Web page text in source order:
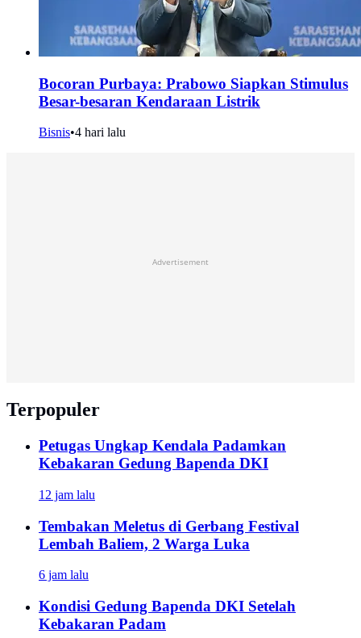
Bocoran Purbaya: Prabowo Siapkan Stimulus
Besar-besaran Kendaraan Listrik
Bisnis•4 hari lalu
Advertisement
Terpopuler
Petugas Ungkap Kendala Padamkan
Kebakaran Gedung Bapenda DKI
12 jam lalu
Tembakan Meletus di Gerbang Festival
Lembah Baliem, 2 Warga Luka
6 jam lalu
Kondisi Gedung Bapenda DKI Setelah
Kebakaran Padam